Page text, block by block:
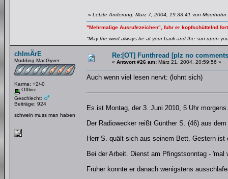
« Letzte Änderung: März 7, 2004, 19:33:41 von Moorhuhn
"Mehrmalige Ausrufezeichen", fuhr er kopfschüttelnd
"May the wind always be at your back and the sun upon
chImÄrE
Modding MacGyver
Karma: +2/-0
Offline
Geschlecht:
Beiträge: 924
schwein muss man haben
Re:[OT] Funthread [plz no
« Antwort #26 am: März 21, 2004, 20:59:56 »
Auch wenn viel lesen nervt: (lohnt sich)
Es ist Montag, der 3. Juni 2010, 5 Uhr morgens.
Der Radiowecker reißt Günther S. (46) aus
Herr S. quält sich aus seinem Bett. Gestern ist
Bei der Arbeit. Dienst am Pfingstsonntag - 'mal
Früher konnte er danach wenigstens